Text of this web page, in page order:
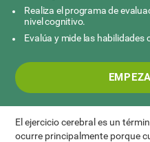
Realiza el programa de
nivel cognitivo.
Evalúa y mide las
El ejercicio cerebral es un
ocurre principalmente porque